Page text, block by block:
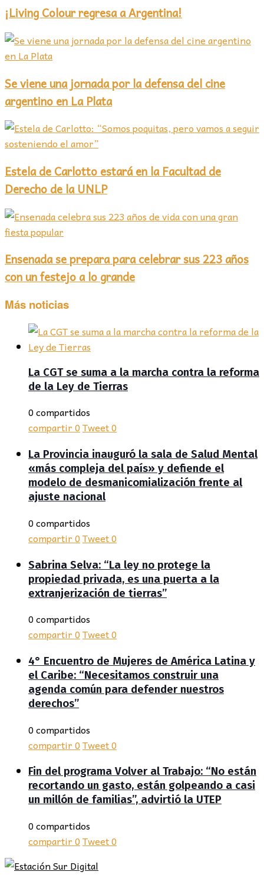
¡Living Colour regresa a Argentina!
Se viene una jornada por la defensa del cine
argentino en La Plata
Estela de Carlotto estará en la Facultad de
Derecho de la UNLP
Ensenada se prepara para celebrar sus 223 años
con un festejo a lo grande
Más noticias
La CGT se suma a la marcha contra la reforma
de la Ley de Tierras
0 compartidos
compartir0Tweet0
La Provincia inauguró la sala de Salud Mental
«más compleja del país» y defiende el
modelo de desmanicomialización frente al
ajuste nacional
0 compartidos
compartir0Tweet0
Sabrina Selva: “La ley no protege la
propiedad privada, es una puerta a la
extranjerización de tierras”
0 compartidos
compartir0Tweet0
4° Encuentro de Mujeres de América Latina y
el Caribe: “Necesitamos construir una
agenda común para defender nuestros
derechos”
0 compartidos
compartir0Tweet0
Fin del programa Volver al Trabajo: “No están
recortando un gasto, están golpeando a casi
un millón de familias”, advirtió la UTEP
0 compartidos
compartir0Tweet0